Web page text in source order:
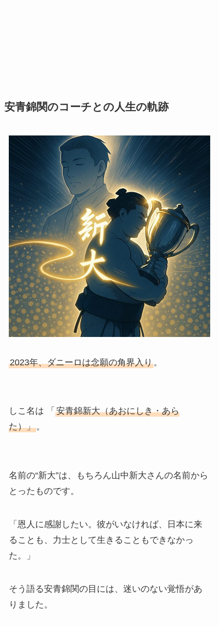
安青錦関のコーチとの人生の軌跡
2023年、ダニーロは念願の角界入り。
しこ名は 「 安青錦新大（あおにしき・あら
た）」。
名前の“新大”は、もちろん山中新大さんの名前から
とったものです。
「恩人に感謝したい。彼がいなければ、日本に来
ることも、力士として生きることもできなかっ
た。」
そう語る安青錦関の目には、迷いのない覚悟があ
りました。